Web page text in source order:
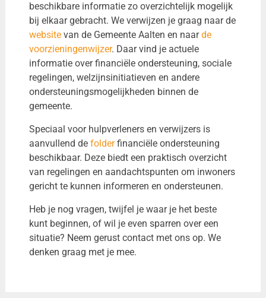
beschikbare informatie zo overzichtelijk mogelijk
bij elkaar gebracht. We verwijzen je graag naar de
websitevan de Gemeente Aalten en naarde
voorzieningenwijzer. Daar vind je actuele
informatie over financiële ondersteuning, sociale
regelingen, welzijnsinitiatieven en andere
ondersteuningsmogelijkheden binnen de
gemeente.
Speciaal voor hulpverleners en verwijzers is
aanvullend de folderfinanciële ondersteuning
beschikbaar. Deze biedt een praktisch overzicht
van regelingen en aandachtspunten om inwoners
gericht te kunnen informeren en ondersteunen.
Heb je nog vragen, twijfel je waar je het beste
kunt beginnen, of wil je even sparren over een
situatie? Neem gerust contact met ons op. We
denken graag met je mee.